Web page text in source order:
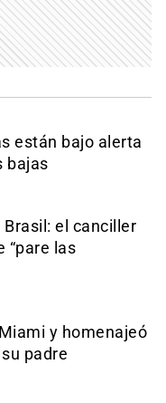
están bajo alerta
bajas
el canciller
“pare las
y homenajeó
padre